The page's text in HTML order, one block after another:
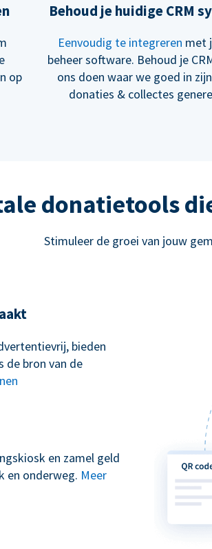
op
Behoud je huidige CRM
Eenvoudig te integreren met
beheer software. Behoud je
ons doen waar we goed in
donaties & collectes
donatietools
Stimuleer de groei van jouw
bieden
de bron van de
en zamel geld
en onderweg. Meer